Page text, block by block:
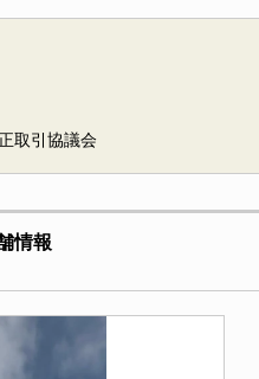
取引協議会
情報